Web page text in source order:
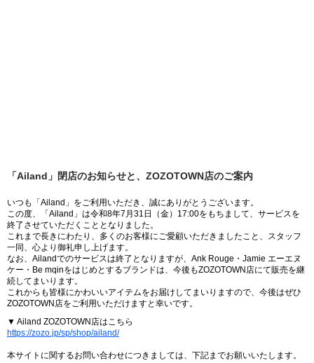
「Ailand」閉店のお知らせと、ZOZOTOWN店のご案内
いつも「Ailand」をご利用いただき、誠にありがとうございます。
この度、「Ailand」は令和8年7月31日（金）17:00をもちまして、サービスを
終了させていただくこととなりました。
これまで長きにわたり、多くのお客様にご愛顧いただきましたこと、スタッフ
一同、心より御礼申し上げます。
なお、Ailandでのサービスは終了となりますが、Ank Rouge・Jamie エーエヌ
ケー・Be mqinをはじめとするブランドは、今後もZOZOTOWN店にて販売を継
続してまいります。
これからも皆様にかわいいアイテムをお届けしてまいりますので、今後はぜひ
ZOZOTOWN店をご利用いただけますと幸いです。
▼ Ailand ZOZOTOWN店はこちら
https://zozo.jp/sp/shop/ailand/
本サイトに関するお問い合わせにつきましては、下記までお願いいたします。